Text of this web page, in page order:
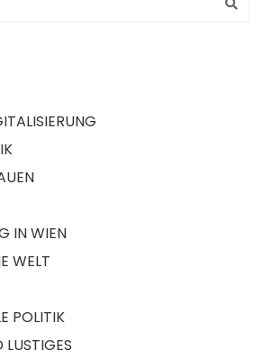
IN WIEN
WELT
POLITIK
LUSTIGES